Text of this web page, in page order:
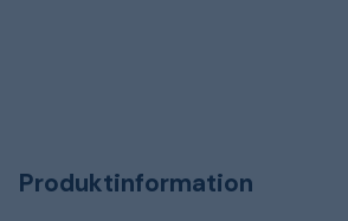
Produktinformation